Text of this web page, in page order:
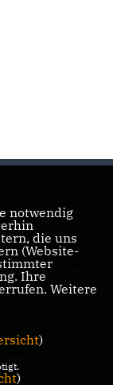
sich und
notwendig
die uns
(Website-
Ihre
Weitere
)
)